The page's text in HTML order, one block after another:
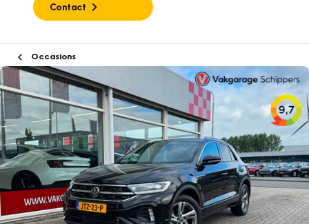
Contact
Occasions